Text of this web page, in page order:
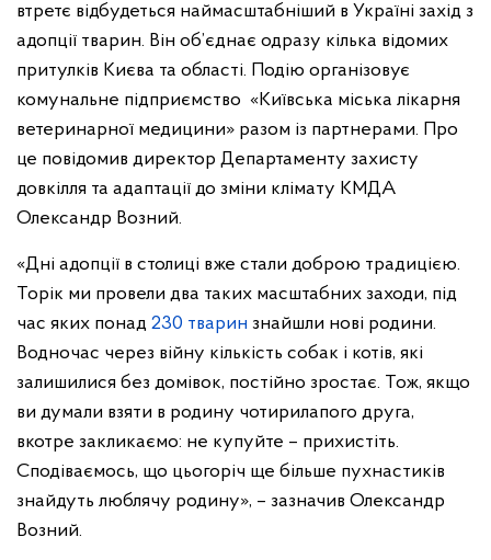
втретє відбудеться наймасштабніший в Україні захід з
адопції тварин. Він об’єднає одразу кілька відомих
притулків Києва та області. Подію організовує
комунальне підприємство «Київська міська лікарня
ветеринарної медицини» разом із партнерами. Про
це повідомив директор Департаменту захисту
довкілля та адаптації до зміни клімату КМДА
Олександр Возний.
«Дні адопції в столиці вже стали доброю традицією.
Торік ми провели два таких масштабних заходи, під
час яких понад 230 тварин знайшли нові родини.
Водночас через війну кількість собак і котів, які
залишилися без домівок, постійно зростає. Тож, якщо
ви думали взяти в родину чотирилапого друга,
вкотре закликаємо: не купуйте – прихистіть.
Сподіваємось, що цьогоріч ще більше пухнастиків
знайдуть люблячу родину», – зазначив Олександр
Возний.